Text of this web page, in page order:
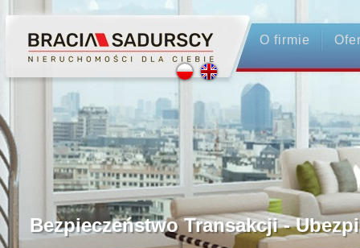
O firmie
Profesjonalne Pośrednictwo
Bezpieczeństwo Transakcji -